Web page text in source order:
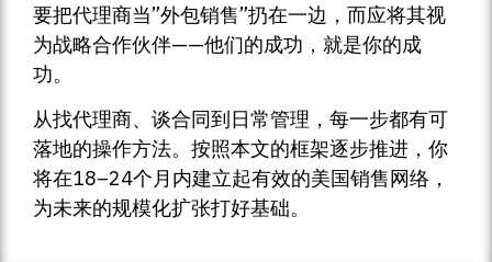
要把代理商当”外包销售”扔在一边，而应将其视
为战略合作伙伴——他们的成功，就是你的成
功。
从找代理商、谈合同到日常管理，每一步都有可
落地的操作方法。按照本文的框架逐步推进，你
将在18–24个月内建立起有效的美国销售网络，
为未来的规模化扩张打好基础。